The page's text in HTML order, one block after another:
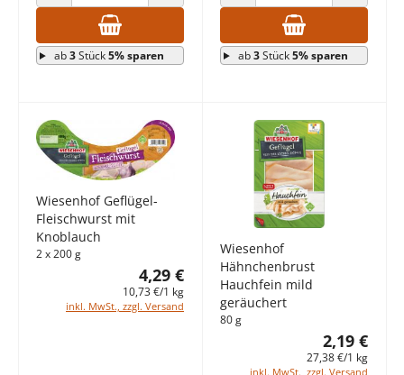
ANZAHL VERRINGERN ANZAHL ERHÖHEN
ab3Stück5% sparen
ANZAHL VERRINGERN ANZAHL
ab3Stück5% sparen
Wiesenhof Geflügel-
Fleischwurst mit
Knoblauch
2 x 200 g
4,29 €
10,73 €/1 kg
inkl. MwSt., zzgl. Versand
Wiesenhof
Hähnchenbrust
Hauchfein mild
geräuchert
80 g
2,19 €
27,38 €/1 kg
inkl. MwSt., zzgl. Versand